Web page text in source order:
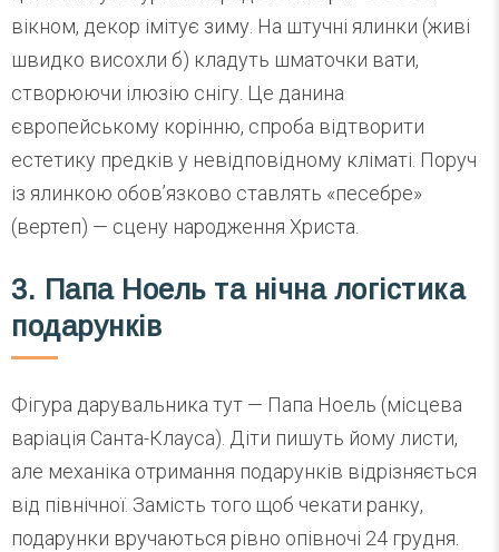
вікном, декор імітує зиму. На штучні ялинки (живі
швидко висохли б) кладуть шматочки вати,
створюючи ілюзію снігу. Це данина
європейському корінню, спроба відтворити
естетику предків у невідповідному кліматі. Поруч
із ялинкою обов’язково ставлять «песебре»
(вертеп) — сцену народження Христа.
3. Папа Ноель та нічна логістика
подарунків
Фігура дарувальника тут — Папа Ноель (місцева
варіація Санта-Клауса). Діти пишуть йому листи,
але механіка отримання подарунків відрізняється
від північної. Замість того щоб чекати ранку,
подарунки вручаються рівно опівночі 24 грудня.